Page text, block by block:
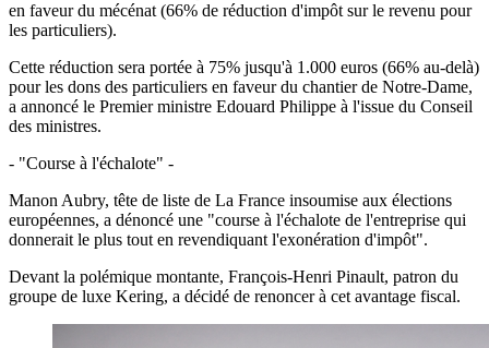
en faveur du mécénat (66% de réduction d'impôt sur le revenu pour
les particuliers).
Cette réduction sera portée à 75% jusqu'à 1.000 euros (66% au-delà)
pour les dons des particuliers en faveur du chantier de Notre-Dame,
a annoncé le Premier ministre Edouard Philippe à l'issue du Conseil
des ministres.
- "Course à l'échalote" -
Manon Aubry, tête de liste de La France insoumise aux élections
européennes, a dénoncé une "course à l'échalote de l'entreprise qui
donnerait le plus tout en revendiquant l'exonération d'impôt".
Devant la polémique montante, François-Henri Pinault, patron du
groupe de luxe Kering, a décidé de renoncer à cet avantage fiscal.